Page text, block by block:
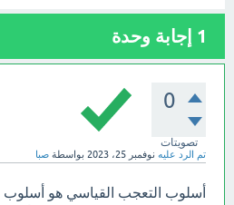
1 إجابة وحدة
0
تصويتات
تم الرد عليه نوفمبر 25، 2023 بواسطة صبا
أسلوب التعجب القياسي هو